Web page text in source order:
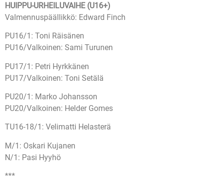
HUIPPU-URHEILUVAIHE (U16+)
Valmennuspäällikkö: Edward Finch
PU16/1: Toni Räisänen
PU16/Valkoinen: Sami Turunen
PU17/1: Petri Hyrkkänen
PU17/Valkoinen: Toni Setälä
PU20/1: Marko Johansson
PU20/Valkoinen: Helder Gomes
TU16-18/1: Velimatti Helasterä
M/1: Oskari Kujanen
N/1: Pasi Hyyhö
***